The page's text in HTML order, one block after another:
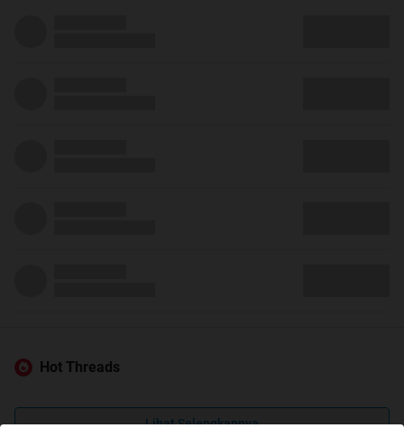
Hot Threads
Lihat Selengkapnya